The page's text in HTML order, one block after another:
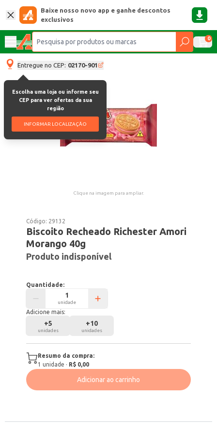
Baixe nosso novo app e ganhe descontos
exclusivos
0
Entregue no CEP: 02170-901
Escolha uma loja ou informe seu
CEP para ver ofertas da sua
região
INFORMAR LOCALIZAÇÃO
Clique na imagem para ampliar.
Código: 29132
Biscoito Recheado Richester Amori
Morango 40g
Produto indisponível
Quantidade:
unidade
Adicione mais:
+5
unidades
+10
unidades
Resumo da compra:
1 unidade · R$ 0,00
Adicionar ao carrinho